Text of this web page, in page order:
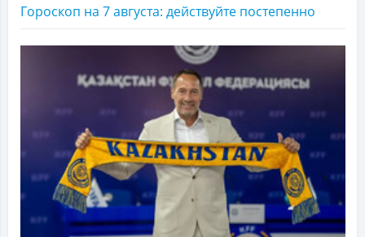
Гороскоп на 7 августа: действуйте постепенно